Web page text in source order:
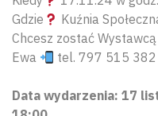
Gdzie
Kuźnia
Chcesz zostać Wystawcą
Ewa
tel. 797 515 382
Data wydarzenia: 17